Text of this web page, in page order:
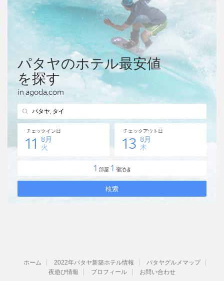
ホーム 2022年パタヤ新築ホテル情報
パタヤグルメマップ
夜遊び情報
プロフィール お問い合わせ